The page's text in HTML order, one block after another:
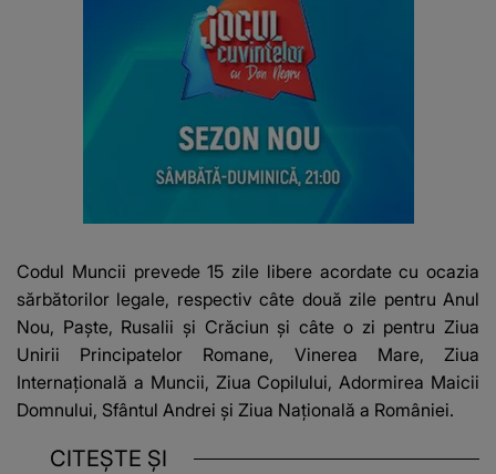
Codul Muncii prevede 15 zile libere acordate cu ocazia
sărbătorilor legale, respectiv câte două zile pentru Anul
Nou, Paşte, Rusalii şi Crăciun şi câte o zi pentru Ziua
Unirii Principatelor Romane, Vinerea Mare, Ziua
Internaţională a Muncii, Ziua Copilului, Adormirea Maicii
Domnului, Sfântul Andrei şi Ziua Naţională a României.
CITEȘTE ȘI